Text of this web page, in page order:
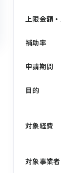
上限金額
補助率
申請期間
目的
対象経費
対象事業者